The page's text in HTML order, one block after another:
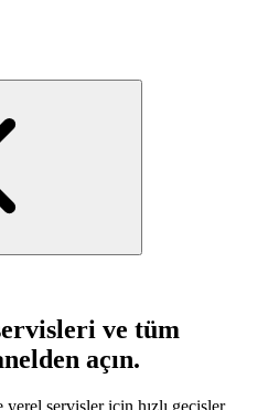
ve tüm
açın.
servisler için hızlı geçişler